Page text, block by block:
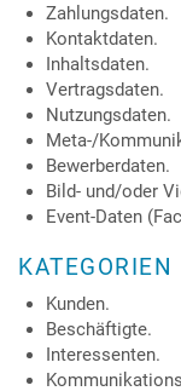
Zahlungsdaten.
Kontaktdaten.
Inhaltsdaten.
Vertragsdaten.
Nutzungsdaten.
Meta-/
Bewerberdaten.
Bild- und/oder
Event-Daten
Kunden.
Beschäftigte.
Interessenten.